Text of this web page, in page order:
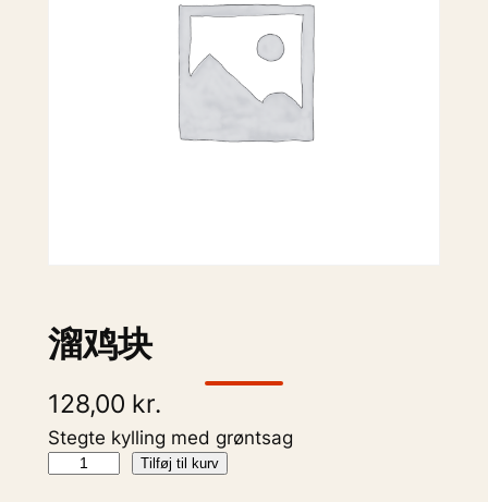
溜鸡块
128,00 kr.
Stegte kylling med grøntsag
Tilføj til kurv